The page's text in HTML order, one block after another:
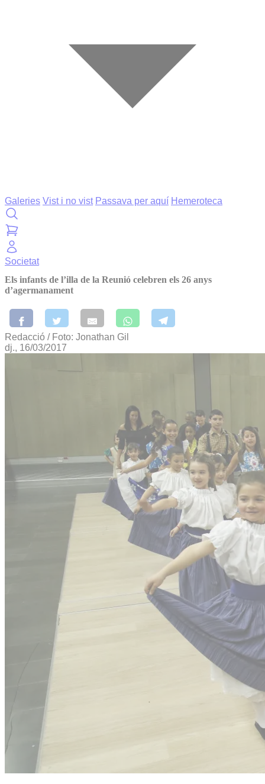
Galeries Vist i no vist Passava per aquí Hemeroteca
Societat
Els infants de l’illa de la Reunió celebren els 26 anys
d’agermanament
Redacció / Foto: Jonathan Gil
dj., 16/03/2017